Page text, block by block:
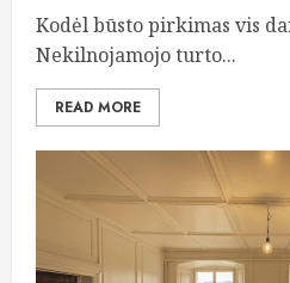
Kodėl būsto pirkimas vis
Nekilnojamojo turto...
READ MORE